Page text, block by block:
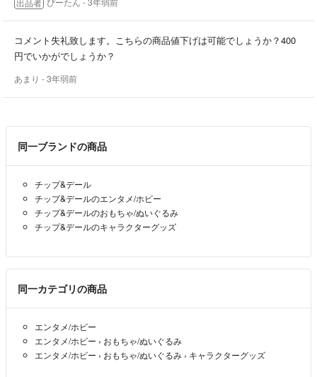
どうぞ宜しくお願いします(^^)
出品者
コメント失礼致します。こちらの商品値下げは可能でしょうか？400
円でいかがでしょうか？
あまり - 3年弱前
同一ブランドの商品
チップ&デール
チップ&デールのエンタメ/ホビー
チップ&デールのおもちゃ/ぬいぐるみ
チップ&デールのキャラクターグッズ
同一カテゴリの商品
エンタメ/ホビー
エンタメ/ホビー › おもちゃ/ぬいぐるみ
エンタメ/ホビー › おもちゃ/ぬいぐるみ › キャラクターグッズ